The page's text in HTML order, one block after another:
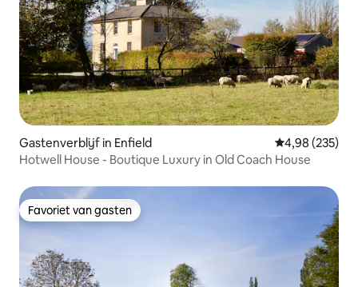
Gastenverblijf in Enfield Gemiddelde
4,98 (235)
Hotwell House - Boutique Luxury in Old Coach House
Favoriet van gasten
Favoriet van gasten